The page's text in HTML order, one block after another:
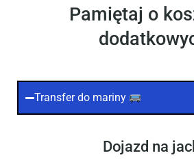
Pamiętaj o
Transfer do mariny
Dojazd na